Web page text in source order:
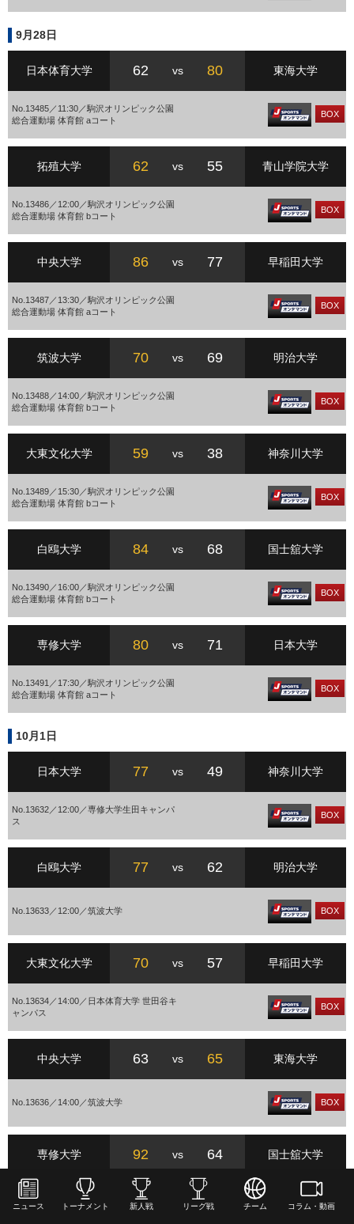
9月28日
日本体育大学 62 vs 80 東海大学
No.13485／11:30／駒沢オリンピック公園
総合運動場 体育館 aコート
BOX
拓殖大学 62 vs 55 青山学院大学
No.13486／12:00／駒沢オリンピック公園
総合運動場 体育館 bコート
BOX
中央大学 86 vs 77 早稲田大学
No.13487／13:30／駒沢オリンピック公園
総合運動場 体育館 aコート
BOX
筑波大学 70 vs 69 明治大学
No.13488／14:00／駒沢オリンピック公園
総合運動場 体育館 bコート
BOX
大東文化大学 59 vs 38 神奈川大学
No.13489／15:30／駒沢オリンピック公園
総合運動場 体育館 bコート
BOX
白鴎大学 84 vs 68 国士舘大学
No.13490／16:00／駒沢オリンピック公園
総合運動場 体育館 bコート
BOX
専修大学 80 vs 71 日本大学
No.13491／17:30／駒沢オリンピック公園
総合運動場 体育館 aコート
BOX
10月1日
日本大学 77 vs 49 神奈川大学
No.13632／12:00／専修大学生田キャンパ
ス
BOX
白鴎大学 77 vs 62 明治大学
No.13633／12:00／筑波大学 BOX
大東文化大学 70 vs 57 早稲田大学
No.13634／14:00／日本体育大学 世田谷キ
ャンパス
BOX
中央大学 63 vs 65 東海大学
No.13636／14:00／筑波大学 BOX
専修大学 92 vs 64 国士舘大学
No.13635／14:00／専修大学生田キャンパ
ス
BOX
ニュース トーナメント 新人戦 リーグ戦 チーム コラム・動画